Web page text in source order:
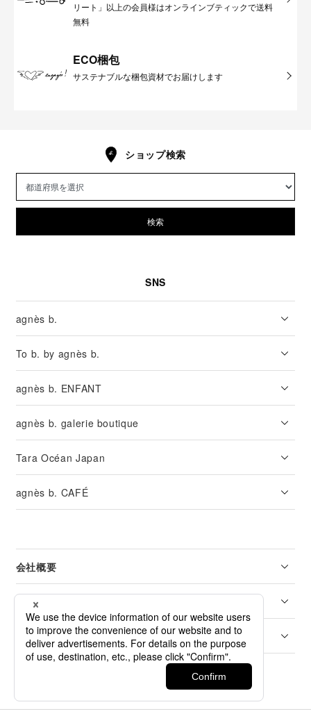
リート」以上の会員様はオンラインブティックで送料
無料
ECO梱包
サステナブルな梱包資材でお届けします
ショップ検索
検索
SNS
agnès b.
To b. by agnès b.
agnès b. ENFANT
agnès b. galerie boutique
Tara Océan Japan
agnès b. CAFÉ
会社概要
リーガル
カスタマーサービス